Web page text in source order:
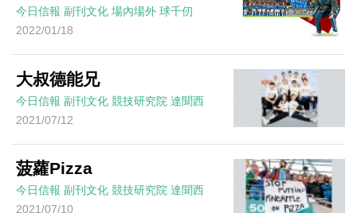
今日信報 副刊文化 場內場外 球千仞
2022/01/18
大叔德能兄
今日信報 副刊文化 競技研究院 達聞西
2021/07/12
菠蘿Pizza
今日信報 副刊文化 競技研究院 達聞西
2021/07/10